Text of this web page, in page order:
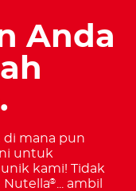
Anda
di mana pun
untuk
kami! Tidak
Nutella®
... ambil